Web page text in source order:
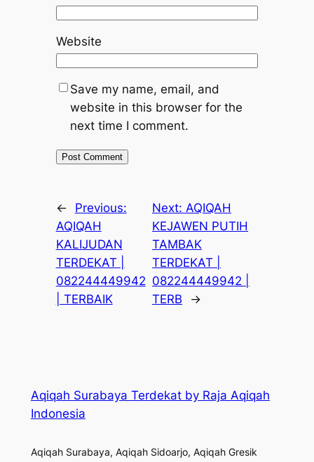
Website
Save my name, email, and
website in this browser for the
next time I comment.
←
Previous:
AQIQAH
KALIJUDAN
TERDEKAT |
082244449942
| TERBAIK
Next: AQIQAH
KEJAWEN PUTIH
TAMBAK
TERDEKAT |
082244449942 |
TERB
→
Aqiqah Surabaya Terdekat by Raja Aqiqah
Indonesia
Aqiqah Surabaya, Aqiqah Sidoarjo, Aqiqah Gresik